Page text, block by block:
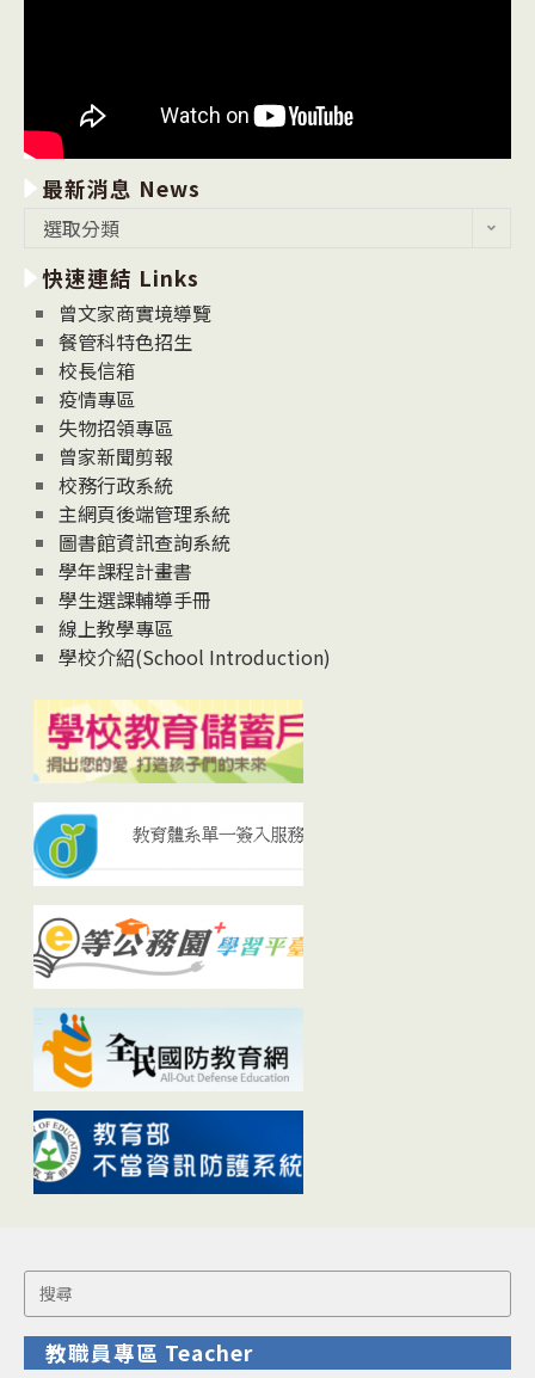
最新消息 News
消
息
News
選取分類
快速連結 Links
曾文家商實境導覽
餐管科特色招生
校長信箱
疫情專區
失物招領專區
曾家新聞剪報
校務行政系統
主網頁後端管理系統
圖書館資訊查詢系統
學年課程計畫書
學生選課輔導手冊
線上教學專區
學校介紹(School Introduction)
Search
for:
教職員專區 Teacher